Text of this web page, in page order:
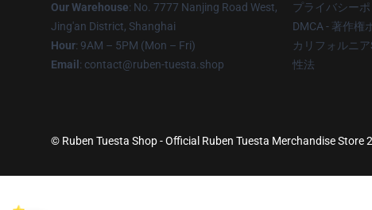
Our Warehouse: No. 7777 Nanjing Road West,
Jing'an District, Shanghai
Hour: 9AM – 5PM (Mon – Fri)
Email : contact@ruben-tuesta.shop
プライバシー
DMCA - 著作権
カリフォルニ
性法
© Ruben Tuesta Shop - Official Ruben Tuesta Merchandise Store